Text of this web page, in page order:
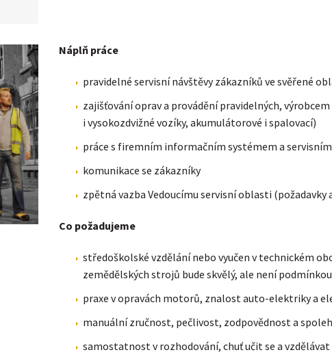
Náplň práce
pravidelné servisní návštěvy zákazníků ve svěřené
zajišťování oprav a provádění pravidelných,
i vysokozdvižné vozíky, akumulátorové i spalovací)
práce s firemním informačním systémem a
komunikace se zákazníky
zpětná vazba Vedoucímu servisní oblasti
Co požadujeme
středoškolské vzdělání nebo vyučen v technickém
zemědělských strojů bude skvělý, ale není
praxe v opravách motorů, znalost auto-elektriky a
manuální zručnost, pečlivost, zodpovědnost a
samostatnost v rozhodování, chuť učit se a vzdělávat